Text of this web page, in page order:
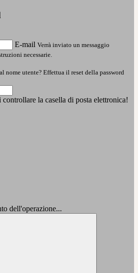
E-mail Verrà inviato un messaggio
necessarie.
nome utente? Effettua il reset della password
la casella di posta elettronica!
dell'operazione...